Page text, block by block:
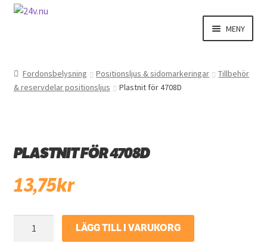
MENY
El
Exteriör
Varningsbil
Övriga produkter
Fordonsbelysning Positionsljus & sidomarkeringar
Tillbehör
& reservdelar positionsljus
Plastnit för 4708D
PLASTNIT FÖR 4708D
13,75kr
LÄGG TILL I VARUKORG